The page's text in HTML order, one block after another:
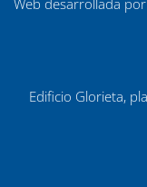
Web desarrollada por
Edificio Glorieta,